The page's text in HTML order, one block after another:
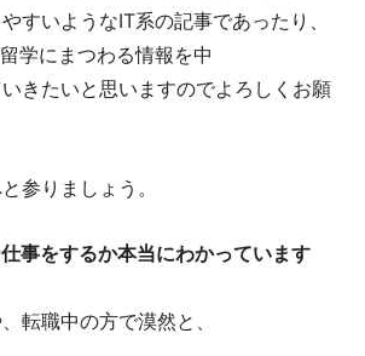
すいようなIT系の記事であったり、
学にまつわる情報を中
きたいと思いますのでよろしくお願
参りましょう。
事をするか本当にわかっています
転職中の方で漠然と、